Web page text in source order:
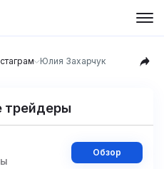
Юлия Захарчук
трейдеры
Обзор